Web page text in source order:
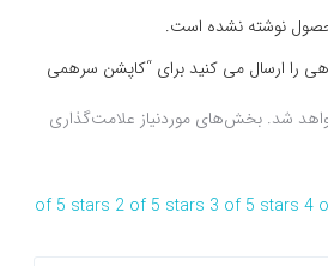
نوشته نشده است.
را ارسال می کنید برای “کاپشن سرهمی
شد. بخش‌های موردنیاز علامت‌گذاری
2 of 5 stars 3 of 5 stars 4